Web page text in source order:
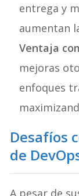
entrega y
aumentan
Ventaja
mejoras
enfoques
Desafíos
de
A pesar de